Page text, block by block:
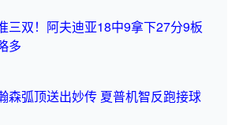
三双！阿夫迪亚18中9拿下27分9板
多
森弧顶送出妙传 夏普机智反跑接球